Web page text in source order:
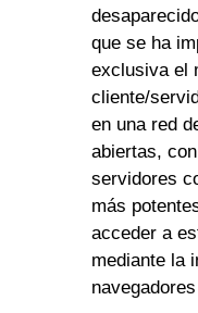
que se ha
exclusiva el
cliente/
en una red
abiertas,
servidores
más
acceder a
mediante la